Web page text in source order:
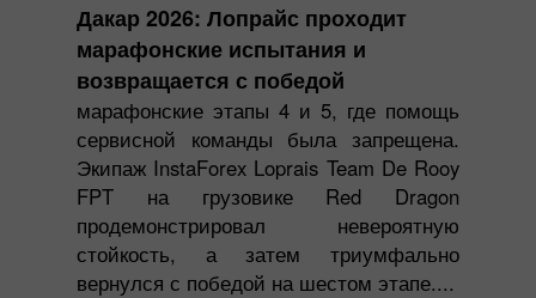
Дакар 2026: Лопрайс проходит
марафонские испытания и
возвращается с победой
марафонские этапы 4 и 5, где помощь
сервисной команды была запрещена.
Экипаж InstaForex Loprais Team De Rooy
FPT на грузовике Red Dragon
продемонстрировал невероятную
стойкость, а затем триумфально
вернулся с победой на шестом этапе....